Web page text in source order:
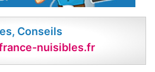
Conseils
nuisibles.fr